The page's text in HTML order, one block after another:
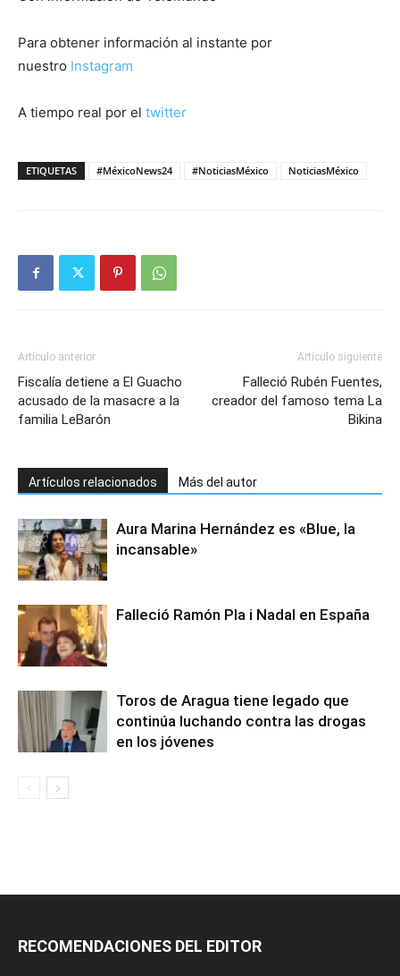
Para obtener información al instante por
nuestro Instagram
A tiempo real por el twitter
ETIQUETAS #MéxicoNews24 #NoticiasMéxico NoticiasMéxico
Artículo anterior
Fiscalía detiene a El Guacho
acusado de la masacre a la
familia LeBarón
Artículo siguiente
Falleció Rubén Fuentes,
creador del famoso tema La
Bikina
Artículos relacionados Más del autor
Aura Marina Hernández es «Blue, la
incansable»
Falleció Ramón Pla i Nadal en España
Toros de Aragua tiene legado que
continúa luchando contra las drogas
en los jóvenes
RECOMENDACIONES DEL EDITOR